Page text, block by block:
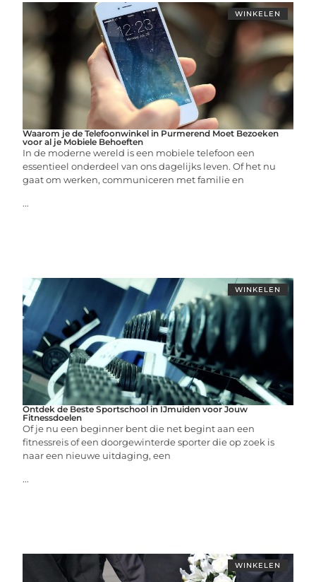
WINKELEN
Waarom je de Telefoonwinkel in Purmerend Moet Bezoeken
voor al je Mobiele Behoeften
In de moderne wereld is een mobiele telefoon een
essentieel onderdeel van ons dagelijks leven. Of het nu
gaat om werken, communiceren met familie en
...
WINKELEN
Ontdek de Beste Sportschool in IJmuiden voor Jouw
Fitnessdoelen
Of je nu een beginner bent die net begint aan een
fitnessreis of een doorgewinterde sporter die op zoek is
naar een nieuwe uitdaging, een
...
WINKELEN